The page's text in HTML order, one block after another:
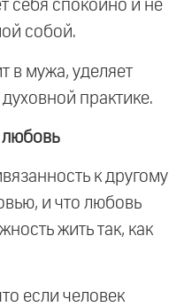
себя спокойно и не
собой.
в мужа, уделяет
практике.
любовь
к другому
и что любовь
жить так, как
если человек